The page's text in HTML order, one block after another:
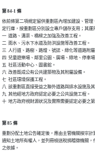
第 84-1 條
依前條第二項規定留供重劃區內增加建設、管理
定行庫，按重劃區分別設立專戶儲存支用；其運
一  道路、溝渠、橋樑之加強及改善工程。
二  雨水、污水下水道及防洪設施等改善工程。
三  人行道、路樹、路燈、號誌、綠化等道路附屬
四  兒童遊樂場、鄰里公園、廣場、綠地、停車
五  社區活動中心、圖書館。
六  改善既成公有公共建築物及其附屬設備。
七  社區環境保護工程。
八  該重劃區直接受益之聯外道路與排水設施及
九  其他經地方政府認定必要之公共設施工程。
十  地方政府視財源狀況及實際需要認定必要之
第 85 條
重劃分配土地公告確定後，應由主管機關按宗計
通知土地所有權人，並列冊檢送稅捐稽徵機關，
之依據。